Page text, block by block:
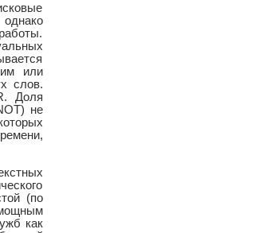
или
слов.
Доля
не
(по
как